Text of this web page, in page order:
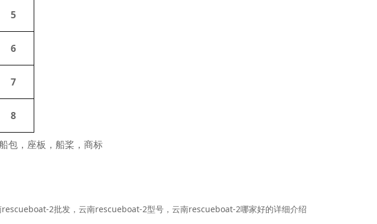
5
6
7
8
包，座板，船桨，商标
2批发，云南rescueboat-2型号，云南rescueboat-2哪家好的详细介绍